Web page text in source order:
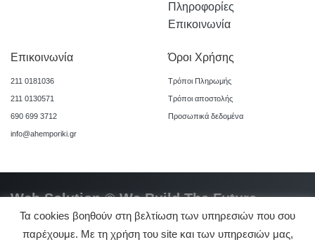
Πληροφορίες
Επικοινωνία
Επικοινωνία
211 0181036
211 0130571
690 699 3712
info@ahemporiki.gr
Όροι Χρήσης
Τρόποι Πληρωμής
Τρόποι αποστολής
Προσωπικά δεδομένα
Web Solution © We Build The Future
Τα cookies βοηθούν στη βελτίωση των υπηρεσιών που σου
παρέχουμε. Με τη χρήση του site και των υπηρεσιών μας,